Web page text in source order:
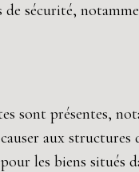
sécurité,
sont présentes,
aux structures
les biens situés